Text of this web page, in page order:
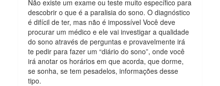
Não existe um exame ou teste muito específico para
descobrir o que é a paralisia do sono. O diagnóstico
é difícil de ter, mas não é impossível Você deve
procurar um médico e ele vai investigar a qualidade
do sono através de perguntas e provavelmente irá
te pedir para fazer um “diário do sono”, onde você
irá anotar os horários em que acorda, que dorme,
se sonha, se tem pesadelos, informações desse
tipo.